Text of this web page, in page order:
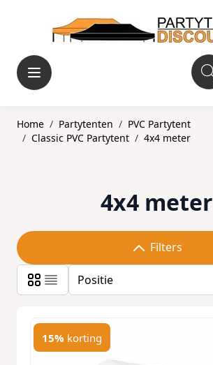
Home / Partytenten / PVC Partytent
/ Classic PVC Partytent / 4x4 meter
4x4 meter
Filters
15% korting